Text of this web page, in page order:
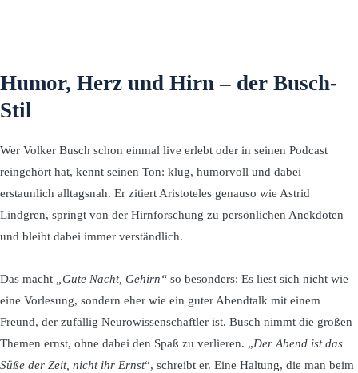
Humor, Herz und Hirn – der Busch-
Stil
Wer Volker Busch schon einmal live erlebt oder in seinen Podcast
reingehört hat, kennt seinen Ton: klug, humorvoll und dabei
erstaunlich alltagsnah. Er zitiert Aristoteles genauso wie Astrid
Lindgren, springt von der Hirnforschung zu persönlichen Anekdoten
und bleibt dabei immer verständlich.
Das macht „Gute Nacht, Gehirn“ so besonders: Es liest sich nicht wie
eine Vorlesung, sondern eher wie ein guter Abendtalk mit einem
Freund, der zufällig Neurowissenschaftler ist. Busch nimmt die großen
Themen ernst, ohne dabei den Spaß zu verlieren. „Der Abend ist das
Süße der Zeit, nicht ihr Ernst“, schreibt er. Eine Haltung, die man beim